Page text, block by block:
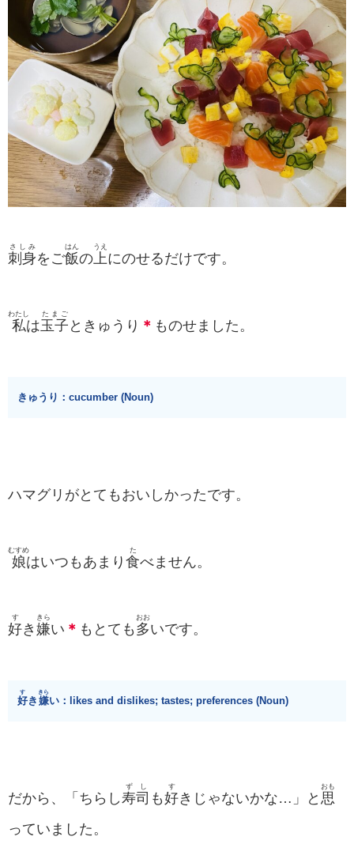
刺身
さしみ
をご飯
はん
の上
うえ
にのせるだけです。
私
わたし
は玉子
たまご
ときゅうり ＊ ものせました。
きゅうり：cucumber (Noun)
ハマグリがとてもおいしかったです。
娘
むすめ
はいつもあまり 食
た
べません。
好
す
き 嫌
きら
い ＊ もとても 多
おお
いです。
好
す
き 嫌
きら
い：likes and dislikes; tastes; preferences (Noun)
だから、「ちらし寿司
ずし
も好
す
きじゃないかな…」と 思
おも
っていました。